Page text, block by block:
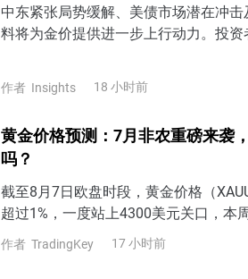
中东紧张局势缓解、美债市场潜在冲
料将为金价提供进一步上行动力。投
作者 Insights 18 小时前
黄金价格预测：7月非农重磅来袭
吗？
截至8月7日欧盘时段，黄金价格（
超过1%，一度站上4300美元关口，本
以来最大单周涨幅。随着美国7月非农
估美联储9月是否仍有必要加息，黄金
作者 TradingKey 17 小时前